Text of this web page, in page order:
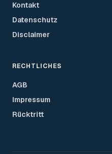
Kontakt
Datenschutz
Disclaimer
RECHTLICHES
AGB
Impressum
Rücktritt